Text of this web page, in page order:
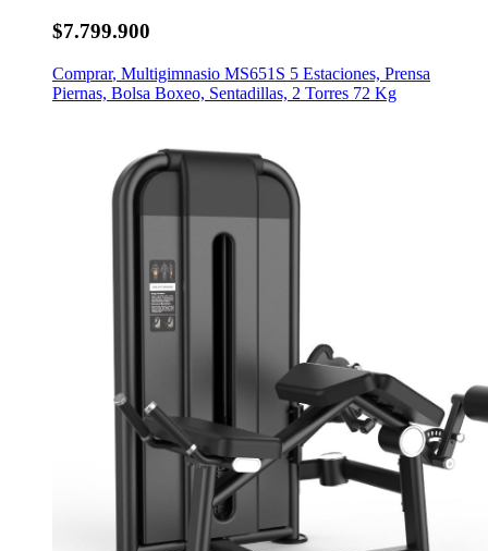
$7.799.900
Comprar, Multigimnasio MS651S 5 Estaciones, Prensa
Piernas, Bolsa Boxeo, Sentadillas, 2 Torres 72 Kg